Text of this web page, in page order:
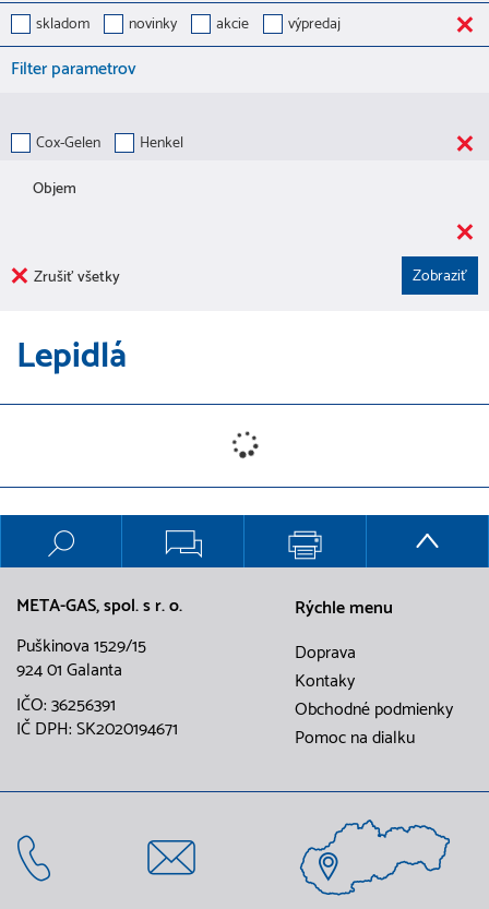
skladom
novinky akcie výpredaj
Filter parametrov
Cox-Gelen
Henkel
Objem
Zrušiť všetky
Lepidlá
META-GAS, spol. s r. o.
Puškinova 1529/15
924 01 Galanta
IČO: 36256391
IČ DPH: SK2020194671
Rýchle menu
Doprava
Kontaky
Obchodné podmienky
Pomoc na dialku